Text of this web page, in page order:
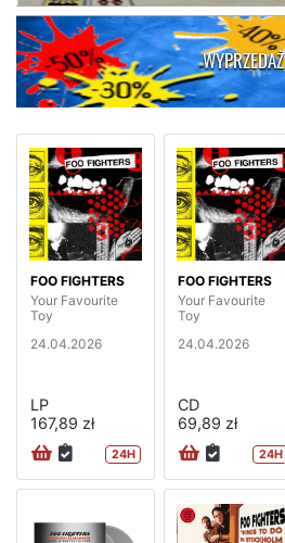
WYPRZEDAŻ
FOO FIGHTERS
Your Favourite
Toy
24.04.2026
LP
167,89 zł
24H
FOO FIGHTERS
Your Favourite
Toy
24.04.2026
CD
69,89 zł
24H